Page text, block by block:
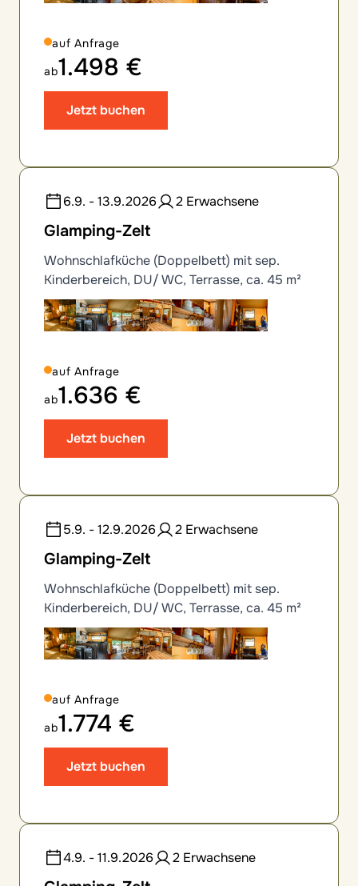
auf Anfrage
ab1.498 €
Jetzt buchen
6.9. - 13.9.2026 2 Erwachsene
Glamping-Zelt
Wohnschlafküche (Doppelbett) mit sep.
Kinderbereich, DU/ WC, Terrasse, ca. 45 m²
auf Anfrage
ab1.636 €
Jetzt buchen
5.9. - 12.9.2026 2 Erwachsene
Glamping-Zelt
Wohnschlafküche (Doppelbett) mit sep.
Kinderbereich, DU/ WC, Terrasse, ca. 45 m²
auf Anfrage
ab1.774 €
Jetzt buchen
4.9. - 11.9.2026 2 Erwachsene